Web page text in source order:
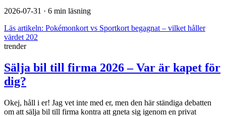
2026-07-31 · 6 min läsning
Läs artikeln: Pokémonkort vs Sportkort begagnat – vilket håller
värdet 202
trender
Sälja bil till firma 2026 – Var är kapet för
dig?
Okej, håll i er! Jag vet inte med er, men den här ständiga debatten
om att sälja bil till firma kontra att gneta sig igenom en privat